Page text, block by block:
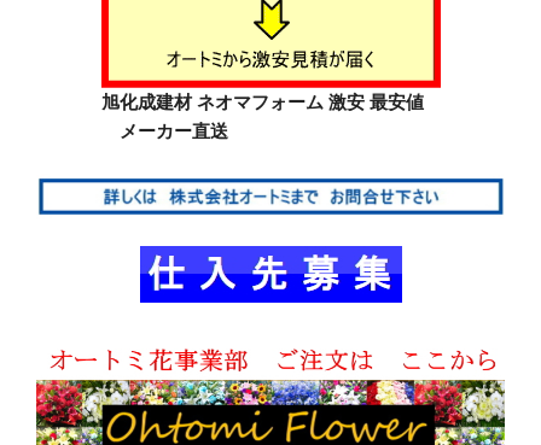
旭化成建材 ネオマフォーム 激安 最安値
メーカー直送